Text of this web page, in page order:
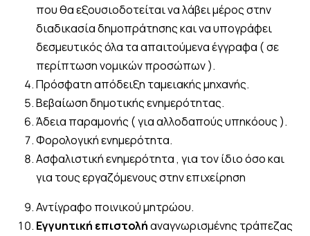
που θα εξουσιοδοτείται να λάβει μέρος στην
διαδικασία δημοπράτησης και να υπογράφει
δεσμευτικός όλα τα απαιτούμενα έγγραφα ( σε
περίπτωση νομικών προσώπων ).
Πρόσφατη απόδειξη ταμειακής μηχανής.
Βεβαίωση δημοτικής ενημερότητας.
Άδεια παραμονής ( για αλλοδαπούς υπηκόους ).
Φορολογική ενημερότητα.
Ασφαλιστική ενημερότητα , για τον ίδιο όσο και
για τους εργαζόμενους στην επιχείρηση
Αντίγραφο ποινικού μητρώου.
Εγγυητική επιστολήαναγνωρισμένης τράπεζας